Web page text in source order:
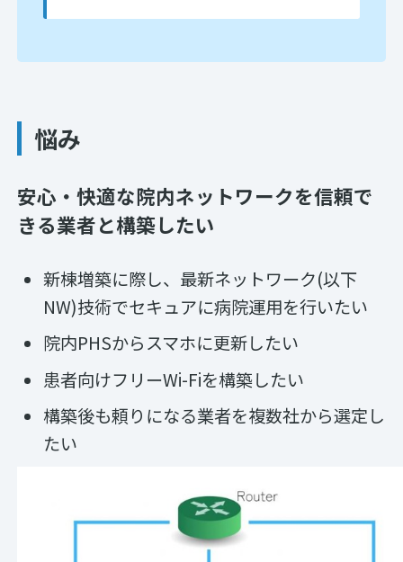
悩み
安心・快適な院内ネットワークを信頼で
きる業者と構築したい
新棟増築に際し、最新ネットワーク(以下
NW)技術でセキュアに病院運用を行いたい
院内PHSからスマホに更新したい
患者向けフリーWi-Fiを構築したい
構築後も頼りになる業者を複数社から選定し
たい